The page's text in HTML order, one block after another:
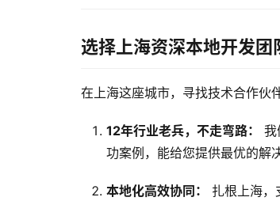
选择上海资深本地开发团
在上海这座城市，寻找技术合作伙
12年行业老兵，不走弯路：
我
功案例，能给您提供最优的解
本地化高效协同： 扎根上海，